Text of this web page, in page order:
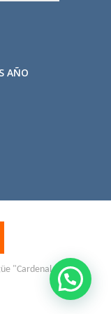
AÑO
"Cardenal